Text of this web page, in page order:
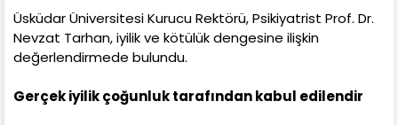
Üsküdar Üniversitesi Kurucu Rektörü, Psikiyatrist Prof. Dr.
Nevzat Tarhan, iyilik ve kötülük dengesine ilişkin
değerlendirmede bulundu.
Gerçek iyilik çoğunluk tarafından kabul edilendir